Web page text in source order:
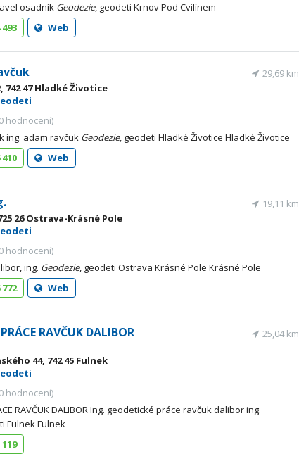
osadník Geodezie, geodeti Krnov Pod Cvilínem
493
Web
742 47 Hladké Životice
0 hodnocení)
29,69 km
ing. adam ravčuk Geodezie, geodeti Hladké Životice Hladké Životice
410
Web
26 Ostrava-Krásné Pole
0 hodnocení)
19,11 km
ing. Geodezie, geodeti Ostrava Krásné Pole Krásné Pole
772
Web
RAVČUK DALIBOR
44, 742 45 Fulnek
0 hodnocení)
25,04 km
RAVČUK DALIBOR Ing. geodetické práce ravčuk dalibor ing.
Fulnek Fulnek
119